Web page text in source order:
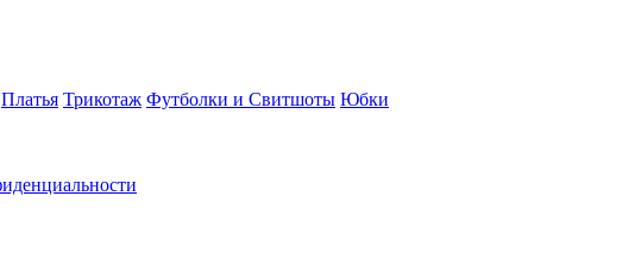
Платья Трикотаж Футболки и Свитшоты Юбки